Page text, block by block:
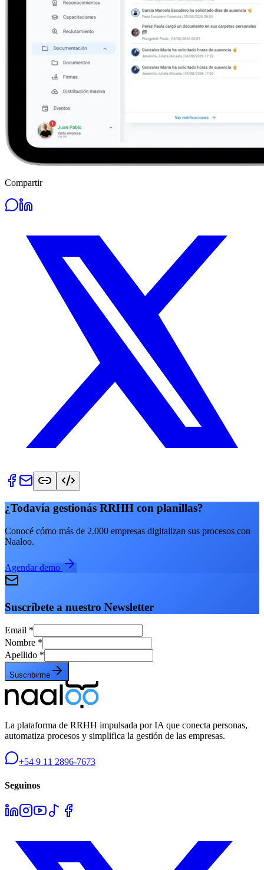
Compartir
¿Todavía gestionás RRHH con planillas?
Conocé cómo más de 2.000 empresas digitalizan sus procesos con
Naaloo.
Agendar demo
Suscríbete a nuestro Newsletter
Email *
Nombre *
Apellido *
Suscribirme
La plataforma de RRHH impulsada por IA que conecta personas,
automatiza procesos y simplifica la gestión de las empresas.
+54 9 11 2896-7673
Seguinos